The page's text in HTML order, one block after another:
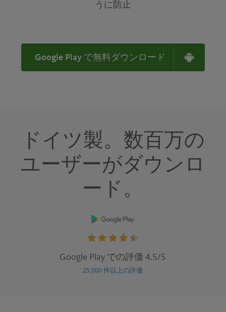
うに防止
Google Play で無料ダウンロード
ドイツ製。数百万の
ユーザーがダウンロ
ード。
Google Play での評価 4.5/5
25,000 件以上の評価